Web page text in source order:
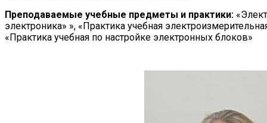
Преподаваемые учебные предметы и практики:
электроника» », «Практика учебная
«Практика учебная по настройке электронных блоков»